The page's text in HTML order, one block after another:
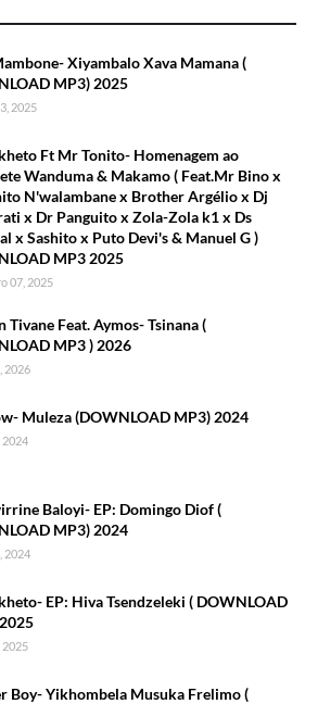
Xiyambalo Xava Mamana (
MP3) 2025
2025
Ft Mr Tonito- Homenagem ao
Wanduma & Makamo ( Feat.Mr Bino x
N'walambane x Brother Argélio x Dj
x Dr Panguito x Zola-Zola k1 x Ds
x Sashito x Puto Devi's & Manuel G )
MP3 2025
07, 2025
Tivane Feat. Aymos- Tsinana (
MP3 ) 2026
2026
Muleza (DOWNLOAD MP3) 2024
2024
Baloyi- EP: Domingo Diof (
MP3) 2024
2024
EP: Hiva Tsendzeleki ( DOWNLOAD
2025
Boy- Yikhombela Musuka Frelimo (